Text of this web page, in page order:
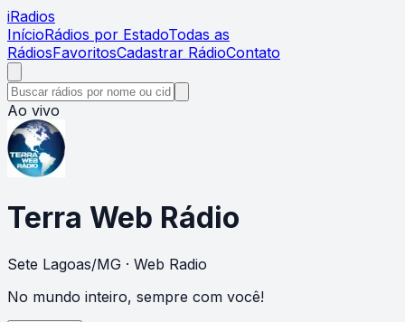
iRadios
InícioRádios por EstadoTodas as
RádiosFavoritosCadastrar RádioContato
Ao vivo
Terra Web Rádio
Sete Lagoas/MG · Web Radio
No mundo inteiro, sempre com você!